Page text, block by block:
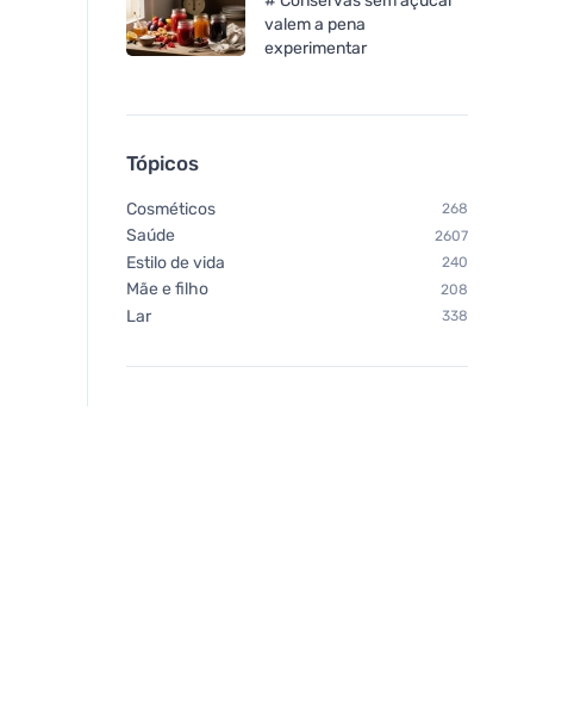
valem a pena
experimentar
Tópicos
Cosméticos 268
Saúde 2607
Estilo de vida 240
Mãe e filho 208
Lar 338